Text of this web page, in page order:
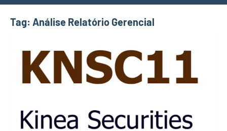
Tag: Análise Relatório Gerencial